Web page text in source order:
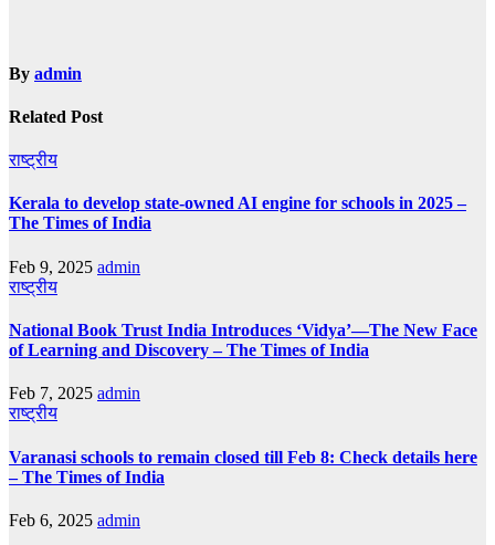
By admin
Related Post
राष्ट्रीय
Kerala to develop state-owned AI engine for schools in 2025 –
The Times of India
Feb 9, 2025 admin
राष्ट्रीय
National Book Trust India Introduces ‘Vidya’—The New Face
of Learning and Discovery – The Times of India
Feb 7, 2025 admin
राष्ट्रीय
Varanasi schools to remain closed till Feb 8: Check details here
– The Times of India
Feb 6, 2025 admin